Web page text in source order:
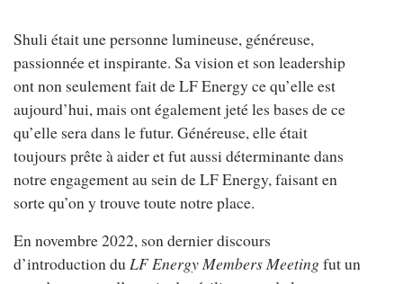
Shuli était une personne lumineuse, généreuse,
passionnée et inspirante. Sa vision et son leadership
ont non seulement fait de LF Energy ce qu’elle est
aujourd’hui, mais ont également jeté les bases de ce
qu’elle sera dans le futur. Généreuse, elle était
toujours prête à aider et fut aussi déterminante dans
notre engagement au sein de LF Energy, faisant en
sorte qu’on y trouve toute notre place.
En novembre 2022, son dernier discours
d’introduction duLF Energy Members Meetingfut un